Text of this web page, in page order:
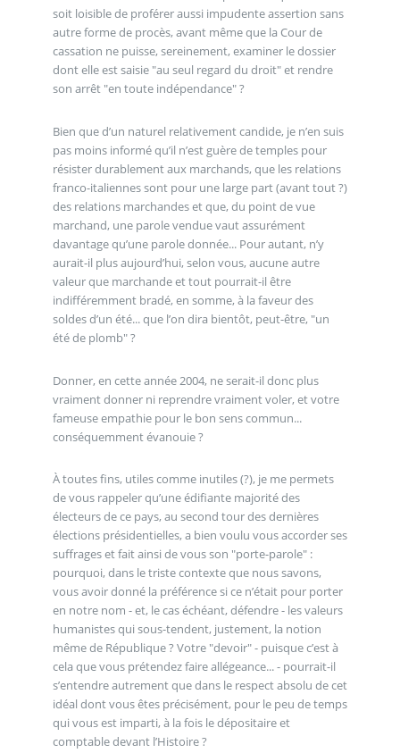
soit loisible de proférer aussi impudente assertion sans
autre forme de procès, avant même que la Cour de
cassation ne puisse, sereinement, examiner le dossier
dont elle est saisie "au seul regard du droit" et rendre
son arrêt "en toute indépendance" ?
Bien que d’un naturel relativement candide, je n’en suis
pas moins informé qu’il n’est guère de temples pour
résister durablement aux marchands, que les relations
franco-italiennes sont pour une large part (avant tout ?)
des relations marchandes et que, du point de vue
marchand, une parole vendue vaut assurément
davantage qu’une parole donnée... Pour autant, n’y
aurait-il plus aujourd’hui, selon vous, aucune autre
valeur que marchande et tout pourrait-il être
indifféremment bradé, en somme, à la faveur des
soldes d’un été... que l’on dira bientôt, peut-être, "un
été de plomb" ?
Donner, en cette année 2004, ne serait-il donc plus
vraiment donner ni reprendre vraiment voler, et votre
fameuse empathie pour le bon sens commun...
conséquemment évanouie ?
À toutes fins, utiles comme inutiles (?), je me permets
de vous rappeler qu’une édifiante majorité des
électeurs de ce pays, au second tour des dernières
élections présidentielles, a bien voulu vous accorder ses
suffrages et fait ainsi de vous son "porte-parole" :
pourquoi, dans le triste contexte que nous savons,
vous avoir donné la préférence si ce n’était pour porter
en notre nom - et, le cas échéant, défendre - les valeurs
humanistes qui sous-tendent, justement, la notion
même de République ? Votre "devoir" - puisque c’est à
cela que vous prétendez faire allégeance... - pourrait-il
s’entendre autrement que dans le respect absolu de cet
idéal dont vous êtes précisément, pour le peu de temps
qui vous est imparti, à la fois le dépositaire et
comptable devant l’Histoire ?